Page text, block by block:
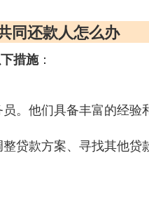
同还款人怎么办
措施：
。他们具备丰富的经验
贷款方案、寻找其他贷